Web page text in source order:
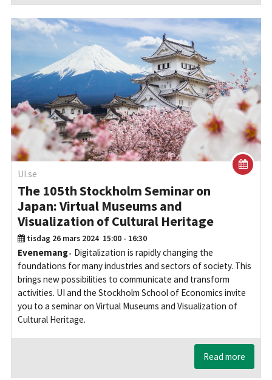
UI.se
The 105th Stockholm Seminar on
Japan: Virtual Museums and
Visualization of Cultural Heritage
tisdag 26 mars 2024 15:00 - 16:30
Evenemang
Digitalization is rapidly changing the
foundations for many industries and sectors of society. This
brings new possibilities to communicate and transform
activities. UI and the Stockholm School of Economics invite
you to a seminar on Virtual Museums and Visualization of
Cultural Heritage.
Read more